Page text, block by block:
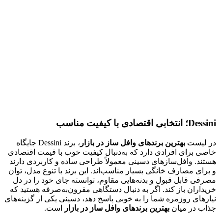
Dessini؛ انتخابی اقتصادی با کیفیت مناسب
در لیست بهترین برندهای وافل ساز در بازار
، برند Dessini جایگاه
خاصی برای افرادی دارد که به‌دنبال کیفیت خوب با قیمت اقتصادی
هستند. وافل‌سازهای دسینی معمولاً طراحی ساده و کاربردی دارند
و برای مصارف خانگی بسیار مناسب‌اند. این برند با تنوع مدل، توان
مصرفی قابل قبول و بدنه‌هایی مقاوم، توانسته جای خود را در دل
خریداران باز کند. اگر به دنبال دستگاهی مقرون‌به‌صرفه هستید که
نیازهای روزمره شما را به خوبی پاسخ دهد، دسینی یکی از گزینه‌های
جذاب در میان بهترین برندهای وافل ساز در بازار است.